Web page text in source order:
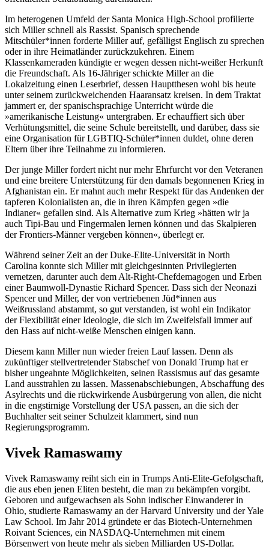
Im heterogenen Umfeld der Santa Monica High-School profilierte
sich Miller schnell als Rassist. Spanisch sprechende
Mitschüler*innen forderte Miller auf, gefälligst Englisch zu sprechen
oder in ihre Heimatländer zurückzukehren. Einem
Klassenkameraden kündigte er wegen dessen nicht-weißer Herkunft
die Freundschaft. Als 16-Jähriger schickte Miller an die
Lokalzeitung einen Leserbrief, dessen Hauptthesen wohl bis heute
unter seinem zurückweichenden Haaransatz kreisen. In dem Traktat
jammert er, der spanischsprachige Unterricht würde die
»amerikanische Leistung« untergraben. Er echauffiert sich über
Verhütungsmittel, die seine Schule bereitstellt, und darüber, dass sie
eine Organisation für LGBTIQ-Schüler*innen duldet, ohne deren
Eltern über ihre Teilnahme zu informieren.
Der junge Miller fordert nicht nur mehr Ehrfurcht vor den Veteranen
und eine breitere Unterstützung für den damals begonnenen Krieg in
Afghanistan ein. Er mahnt auch mehr Respekt für das Andenken der
tapferen Kolonialisten an, die in ihren Kämpfen gegen »die
Indianer« gefallen sind. Als Alternative zum Krieg »hätten wir ja
auch Tipi-Bau und Fingermalen lernen können und das Skalpieren
der Frontiers-Männer vergeben können«, überlegt er.
Während seiner Zeit an der Duke-Elite-Universität in North
Carolina konnte sich Miller mit gleichgesinnten Privilegierten
vernetzen, darunter auch dem Alt-Right-Chefdemagogen und Erben
einer Baumwoll-Dynastie Richard Spencer. Dass sich der Neonazi
Spencer und Miller, der von vertriebenen Jüd*innen aus
Weißrussland abstammt, so gut verstanden, ist wohl ein Indikator
der Flexibilität einer Ideologie, die sich im Zweifelsfall immer auf
den Hass auf nicht-weiße Menschen einigen kann.
Diesem kann Miller nun wieder freien Lauf lassen. Denn als
zukünftiger stellvertretender Stabschef von Donald Trump hat er
bisher ungeahnte Möglichkeiten, seinen Rassismus auf das gesamte
Land ausstrahlen zu lassen. Massenabschiebungen, Abschaffung des
Asylrechts und die rückwirkende Ausbürgerung von allen, die nicht
in die engstirnige Vorstellung der USA passen, an die sich der
Buchhalter seit seiner Schulzeit klammert, sind nun
Regierungsprogramm.
Vivek Ramaswamy
Vivek Ramaswamy reiht sich ein in Trumps Anti-Elite-Gefolgschaft,
die aus eben jenen Eliten besteht, die man zu bekämpfen vorgibt.
Geboren und aufgewachsen als Sohn indischer Einwanderer in
Ohio, studierte Ramaswamy an der Harvard University und der Yale
Law School. Im Jahr 2014 gründete er das Biotech-Unternehmen
Roivant Sciences, ein NASDAQ-Unternehmen mit einem
Börsenwert von heute mehr als sieben Milliarden US-Dollar.